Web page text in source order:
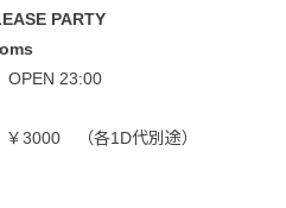
PARTY
OPEN 23:00
￥3000 （各1D代別途）